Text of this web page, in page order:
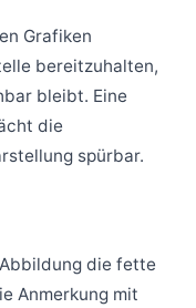
Grafiken
bereitzuhalten,
bleibt. Eine
die
spürbar.
die fette
Anmerkung mit